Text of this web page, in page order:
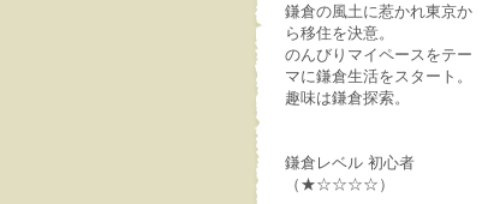
鎌倉の風土に惹かれ東京か
ら移住を決意。
のんびりマイペースをテー
マに鎌倉生活をスタート。
趣味は鎌倉探索。
鎌倉レベル 初心者
（★☆☆☆☆）